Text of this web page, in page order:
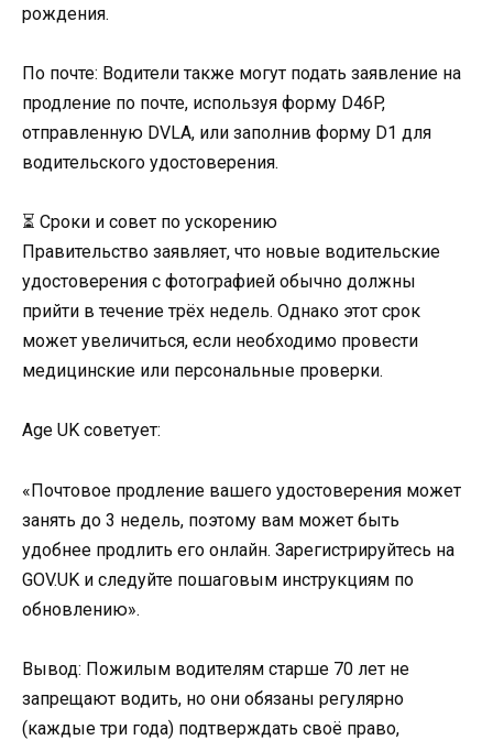
рождения.
По почте: Водители также могут подать заявление на
продление по почте, используя форму D46P,
отправленную DVLA, или заполнив форму D1 для
водительского удостоверения.
⏳ Сроки и совет по ускорению
Правительство заявляет, что новые водительские
удостоверения с фотографией обычно должны
прийти в течение трёх недель. Однако этот срок
может увеличиться, если необходимо провести
медицинские или персональные проверки.
Age UK советует:
«Почтовое продление вашего удостоверения может
занять до 3 недель, поэтому вам может быть
удобнее продлить его онлайн. Зарегистрируйтесь на
GOV.UK и следуйте пошаговым инструкциям по
обновлению».
Вывод: Пожилым водителям старше 70 лет не
запрещают водить, но они обязаны регулярно
(каждые три года) подтверждать своё право,